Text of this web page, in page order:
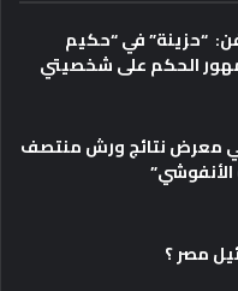
“حزينة” في “حكيم
الحكم على شخصيتي
معرض نتائج ورش منتصف
الأنفوشي”
مصر ؟